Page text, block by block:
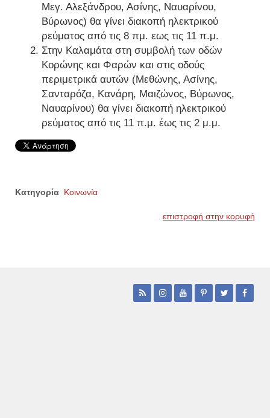
Μεγ. Αλεξάνδρου, Ασίνης, Ναυαρίνου,
Βύρωνος) θα γίνει διακοπή ηλεκτρικού
ρεύματος από τις 8 πμ. εως τις 11 π.μ.
Στην Καλαμάτα στη συμβολή των οδών
Κορώνης και Φαρών και στις οδούς
περιμετρικά αυτών (Μεθώνης, Ασίνης,
Σανταρόζα, Κανάρη, Μαιζώνος, Βύρωνος,
Ναυαρίνου) θα γίνει διακοπή ηλεκτρικού
ρεύματος από τις 11 π.μ. έως τις 2 μ.μ.
Κατηγορία Κοινωνία
επιστροφή στην κορυφή